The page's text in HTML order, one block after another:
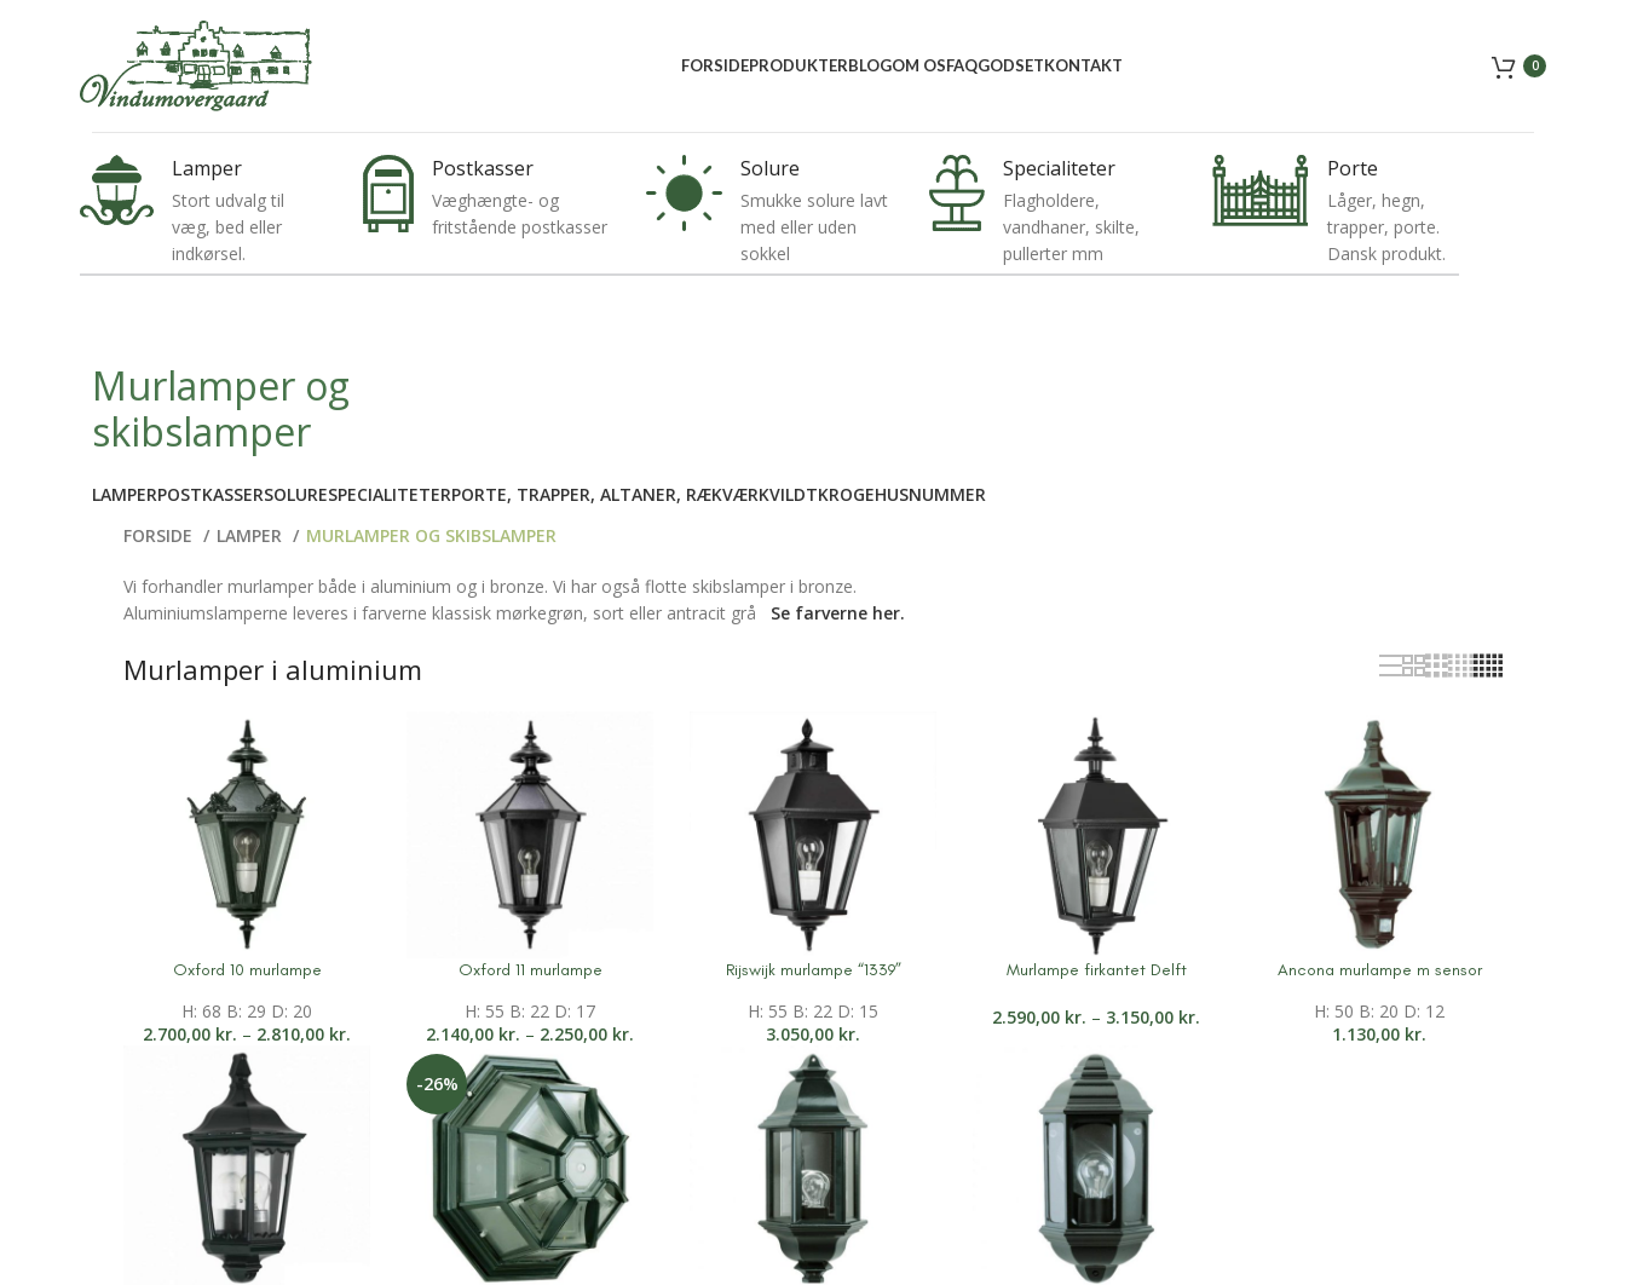
FORSIDEPRODUKTERBLOGOM OSFAQGODSETKONTAKT 0
Lamper
Stort udvalg til
væg, bed eller
indkørsel.
Postkasser
Væghængte- og
fritstående postkasser
Solure
Smukke solure lavt
med eller uden
sokkel
Specialiteter
Flagholdere,
vandhaner, skilte,
pullerter mm
Porte
Låger, hegn,
trapper, porte.
Dansk produkt.
Murlamper og
skibslamper
LAMPERPOSTKASSERSOLURESPECIALITETERPORTE, TRAPPER, ALTANER, RÆKVÆRKVILDTKROGEHUSNUMMER
FORSIDE
LAMPER MURLAMPER OG SKIBSLAMPER
Vi forhandler murlamper både i aluminium og i bronze. Vi har også flotte skibslamper i bronze.
Aluminiumslamperne leveres i farverne klassisk mørkegrøn, sort eller antracit grå Se farverne her.
Murlamper i aluminium
Oxford 10 murlampe
H: 68 B: 29 D: 20
2.700,00 kr. – 2.810,00 kr.
Oxford 11 murlampe
H: 55 B: 22 D: 17
2.140,00 kr. – 2.250,00 kr.
Mere information
Rijswijk murlampe “1339”
H: 55 B: 22 D: 15
3.050,00 kr.
Mere information
Murlampe firkantet Delft
2.590,00 kr. – 3.150,00 kr.
Mere information
Ancona murlampe m sensor
H: 50 B: 20 D: 12
1.130,00 kr.
-26%
VINDUMOVERGAARDSVEJ 6, 8850 BJERRINGBRO